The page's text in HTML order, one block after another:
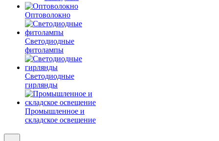
Оптоволокно
Светодиодные
фитолампы
Светодиодные
гирлянды
Промышленное и
складское освещение